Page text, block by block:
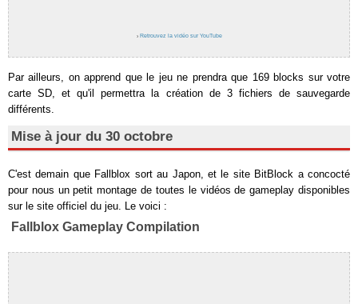
› Retrouvez la vidéo sur YouTube
Par ailleurs, on apprend que le jeu ne prendra que 169 blocks sur votre
carte SD, et qu'il permettra la création de 3 fichiers de sauvegarde
différents.
Mise à jour du 30 octobre
C'est demain que Fallblox sort au Japon, et le site BitBlock a concocté
pour nous un petit montage de toutes le vidéos de gameplay disponibles
sur le site officiel du jeu. Le voici :
Fallblox Gameplay Compilation